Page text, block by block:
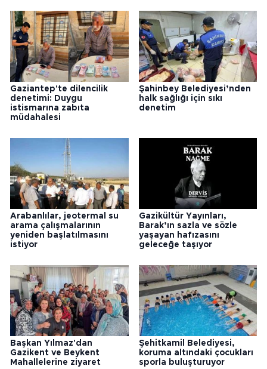
Gaziantep'te dilencilik
denetimi: Duygu
istismarına zabıta
müdahalesi
Şahinbey Belediyesi’nden
halk sağlığı için sıkı
denetim
Arabanlılar, jeotermal su
arama çalışmalarının
yeniden başlatılmasını
istiyor
Gazikültür Yayınları,
Barak’ın sazla ve sözle
yaşayan hafızasını
geleceğe taşıyor
Başkan Yılmaz'dan
Gazikent ve Beykent
Mahallelerine ziyaret
Şehitkamil Belediyesi,
koruma altındaki çocukları
sporla buluşturuyor